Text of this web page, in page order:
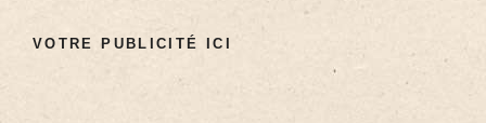
VOTRE PUBLICITÉ ICI